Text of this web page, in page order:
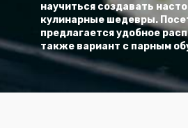
научиться создавать
кулинарные шедевры.
предлагается удобное
также вариант с парным